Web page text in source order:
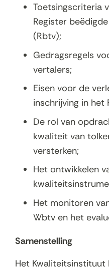
Toetsingscriteria
Register
(Rbtv);
Gedragsregels
vertalers;
Eisen voor de
inschrijving in het
De rol van
kwaliteit van
versterken;
Het ontwikkelen
Het monitoren
Wbtv en het
Samenstelling
Het Kwaliteitsinstituut